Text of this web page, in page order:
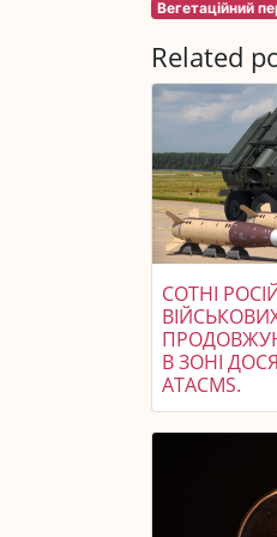
Вегетаційний
Related
СОТНІ
В ЗОНІ
ATACMS.